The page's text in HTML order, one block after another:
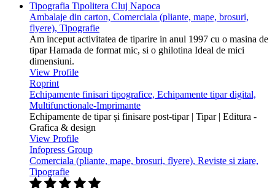
Tipografia Tipolitera Cluj Napoca
Ambalaje din carton, Comerciala (pliante, mape, brosuri,
flyere), Tipografie
Am inceput activitatea de tiparire in anul 1997 cu o masina de
tipar Hamada de format mic, si o ghilotina Ideal de mici
dimensiuni.
View Profile
Roprint
Echipamente finisari tipografice, Echipamente tipar digital,
Multifunctionale-Imprimante
Echipamente de tipar și finisare post-tipar | Tipar | Editura -
Grafica & design
View Profile
Infopress Group
Comerciala (pliante, mape, brosuri, flyere), Reviste si ziare,
Tipografie